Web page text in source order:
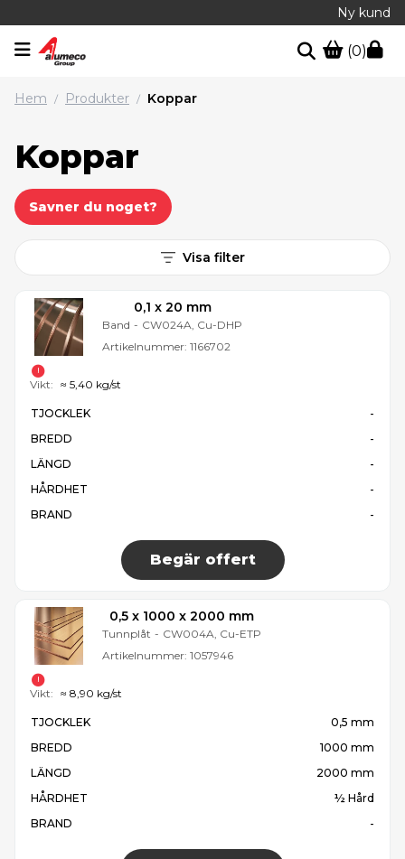
Ny kund
(0)
Hem / Produkter / Koppar
Koppar
Savner du noget?
Visa filter
0,1 x 20 mm
Band - CW024A, Cu-DHP
Artikelnummer: 1166702
TJOCKLEK
-
BREDD
-
LÄNGD
-
HÅRDHET
-
BRAND
-
Begär offert
Vikt: ≈ 5,40 kg/st
0,5 x 1000 x 2000 mm
Tunnplåt - CW004A, Cu-ETP
Artikelnummer: 1057946
TJOCKLEK
0,5 mm
BREDD
1000 mm
LÄNGD
2000 mm
HÅRDHET
½ Hård
BRAND
-
Vikt: ≈ 8,90 kg/st